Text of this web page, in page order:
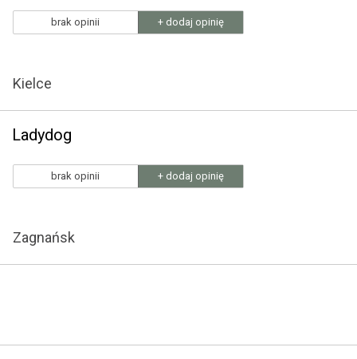
brak opinii + dodaj opinię
Kielce
Ladydog
brak opinii + dodaj opinię
Zagnańsk